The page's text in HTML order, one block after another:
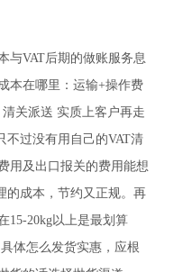
与VAT后期的做账服务息
本在哪里：运输+操作费
关派送 实质上客户再走
不过没有用自己的VAT清
用及出口报关的费用能想
的成本，节约又正规。再
15-20kg以上是最划算
体怎么发货实惠，应根